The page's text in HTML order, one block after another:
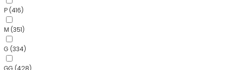
P (416)
M (351)
G (334)
GG (428)